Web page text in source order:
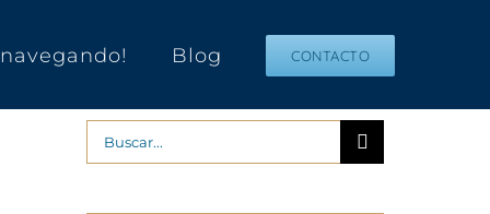
navegando! Blog CONTACTO
Buscar: